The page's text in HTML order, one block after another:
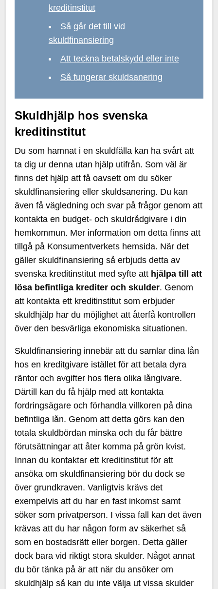
kreditinstitut
Så går det till vid
skuldfinansiering
Att teckna betalskydd eller inte
Så fungerar skuldsanering
Skuldhjälp hos svenska
kreditinstitut
Du som hamnat i en skuldfälla kan ha svårt att
ta dig ur denna utan hjälp utifrån. Som väl är
finns det hjälp att få oavsett om du söker
skuldfinansiering eller skuldsanering. Du kan
även få vägledning och svar på frågor genom att
kontakta en budget- och skuldrådgivare i din
hemkommun. Mer information om detta finns att
tillgå på Konsumentverkets hemsida. När det
gäller skuldfinansiering så erbjuds detta av
svenska kreditinstitut med syfte att hjälpa till att
lösa befintliga krediter och skulder. Genom
att kontakta ett kreditinstitut som erbjuder
skuldhjälp har du möjlighet att återfå kontrollen
över den besvärliga ekonomiska situationen.
Skuldfinansiering innebär att du samlar dina lån
hos en kreditgivare istället för att betala dyra
räntor och avgifter hos flera olika långivare.
Därtill kan du få hjälp med att kontakta
fordringsägare och förhandla villkoren på dina
befintliga lån. Genom att detta görs kan den
totala skuldbördan minska och du får bättre
förutsättningar att åter komma på grön kvist.
Innan du kontaktar ett kreditinstitut för att
ansöka om skuldfinansiering bör du dock se
över grundkraven. Vanligtvis krävs det
exempelvis att du har en fast inkomst samt
söker som privatperson. I vissa fall kan det även
krävas att du har någon form av säkerhet så
som en bostadsrätt eller borgen. Detta gäller
dock bara vid riktigt stora skulder. Något annat
du bör tänka på är att när du ansöker om
skuldhjälp så kan du inte välja ut vissa skulder